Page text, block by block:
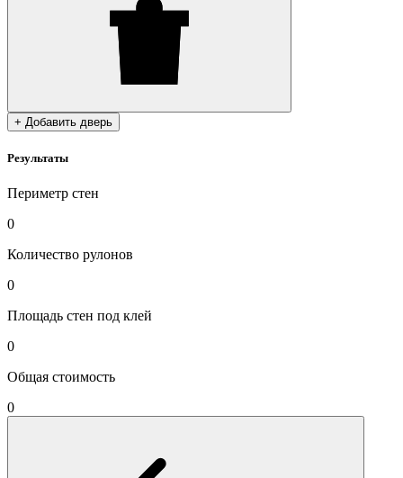
+ Добавить дверь
Результаты
Периметр стен
0
Количество рулонов
0
Площадь стен под клей
0
Общая стоимость
0